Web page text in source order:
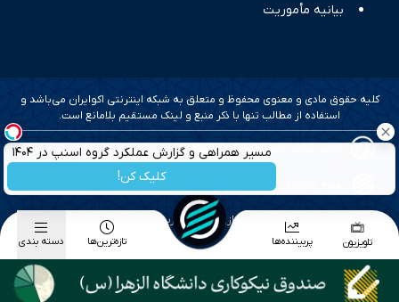
مسیر همراهی و گزارش عملکرد گروه اسنپ در ۱۴۰۴
کلیک کن!
بیانیه مأموریت
کلیه حقوق مادی و معنوی محفوظ و متعلق به شبکه اینترنتی اکوایران می‌باشد و
استفاده از مطالب تنها با ذکر منبع و لینک مستقیم بلامانع است.
طراحی سایت خبری و خبرگزاری آسام
بهینه سازی و سئو؛ گروه رسانه ای دنیای اقتصاد
طراحی گرافیک و پیاده سازی؛ برآیند تجربه
تلویزیون پربیننده‌ها تازه‌ترین‌ها دسته بندی